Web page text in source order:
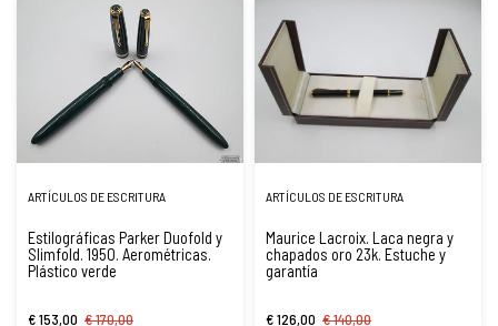
ARTÍCULOS DE ESCRITURA
Estilográficas Parker Duofold y
Slimfold. 1950. Aerométricas.
Plástico verde
€ 153,00 € 170,00
ARTÍCULOS DE ESCRITURA
Maurice Lacroix. Laca negra y
chapados oro 23k. Estuche y
garantía
€ 126,00 € 140,00